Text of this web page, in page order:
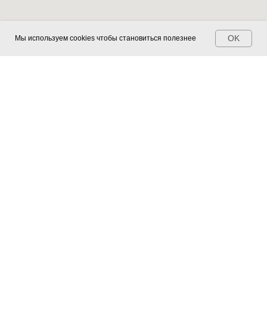
Мы используем cookies чтобы становиться полезнее OK